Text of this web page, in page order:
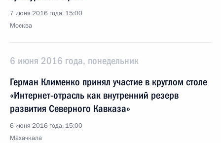
7 июня 2016 года, 15:00
Москва
6 июня 2016 года, понедельник
Герман Клименко принял участие в круглом столе
«Интернет-отрасль как внутренний резерв
развития Северного Кавказа»
6 июня 2016 года, 15:00
Махачкала